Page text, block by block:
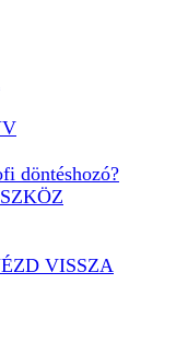
döntéshozó?
VISSZA